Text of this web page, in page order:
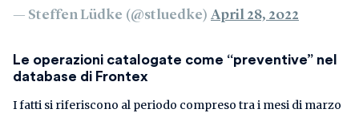
— Steffen Lüdke (@stluedke) April 28, 2022
Le operazioni catalogate come “preventive” nel
database di Frontex
I fatti si riferiscono al periodo compreso tra i mesi di marzo